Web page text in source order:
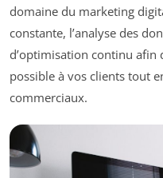
domaine du marketing
constante, l’analyse des
d’optimisation continu afin
possible à vos clients tout
commerciaux.